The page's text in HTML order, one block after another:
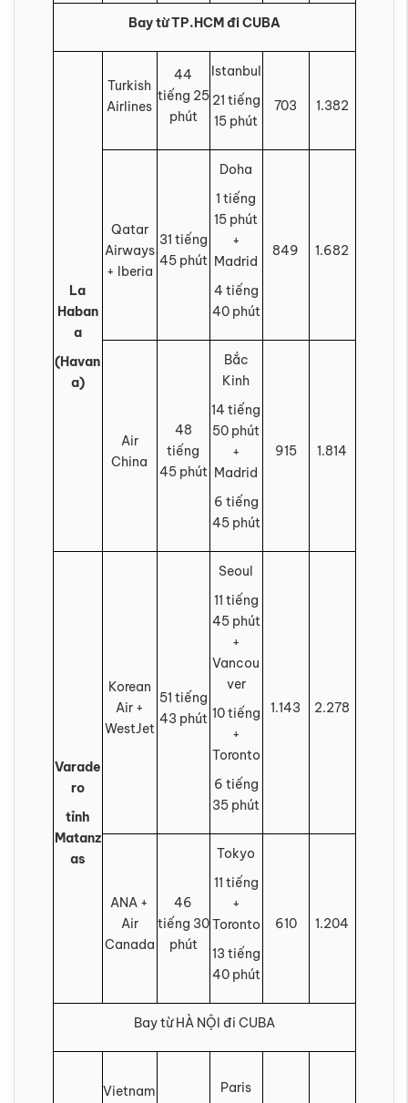
Bay từ TP.HCM đi CUBA
La
Haban
a
(Havan
a)
Turkish
Airlines
44
tiếng 25
phút
Istanbul
21 tiếng
15 phút
703 1.382
Qatar
Airways
+ Iberia
31 tiếng
45 phút
Doha
1 tiếng
15 phút
+
Madrid
4 tiếng
40 phút
849 1.682
Air
China
48
tiếng
45 phút
Bắc
Kinh
14 tiếng
50 phút
+
Madrid
6 tiếng
45 phút
915 1.814
Varade
ro
tỉnh
Matanz
as
Korean
Air +
WestJet
51 tiếng
43 phút
Seoul
11 tiếng
45 phút
+
Vancou
ver
10 tiếng
+
Toronto
6 tiếng
35 phút
1.143 2.278
ANA +
Air
Canada
46
tiếng 30
phút
Tokyo
11 tiếng
+
Toronto
13 tiếng
40 phút
610 1.204
Bay từ HÀ NỘI đi CUBA
Vietnam
Paris